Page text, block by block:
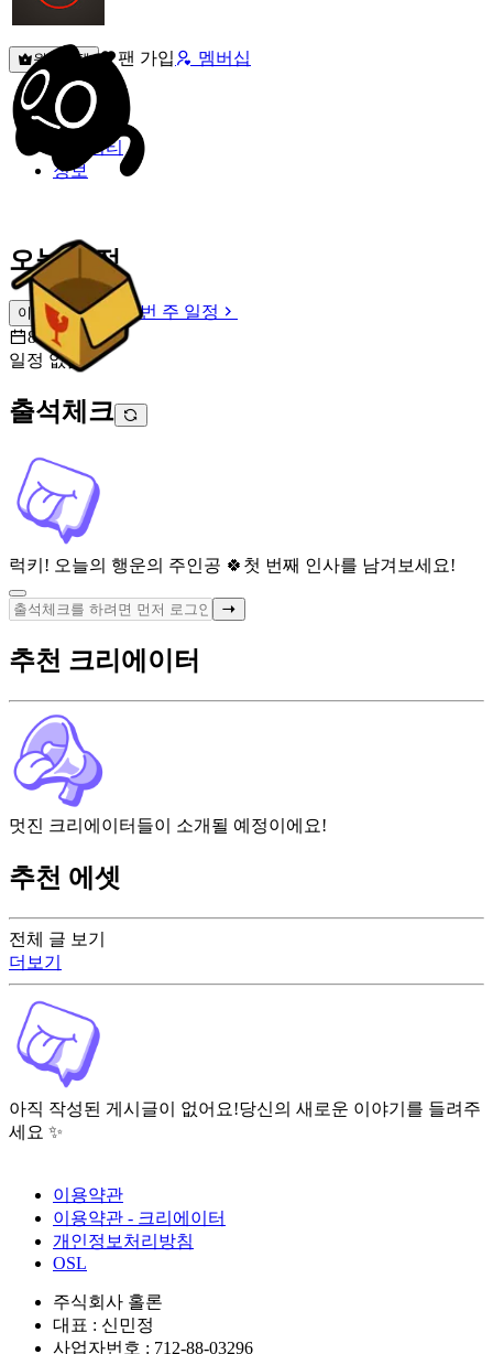
원픽선택 팬 가입 멤버십
밐타운
피드
커뮤니티
정보
오늘 일정
이번 주 일정
이번 주 일정
8월 9일 [일]
일정 없음
출석체크
럭키! 오늘의 행운의 주인공 🍀 첫 번째 인사를 남겨보세요!
전체 글 보기
더보기
아직 작성된 게시글이 없어요!당신의 새로운 이야기를 들려주
세요 ✨
추천 크리에이터
멋진 크리에이터들이 소개될 예정이에요!
추천 에셋
이용약관
이용약관 - 크리에이터
개인정보처리방침
OSL
주식회사 홀론
대표 : 신민정
사업자번호 : 712-88-03296